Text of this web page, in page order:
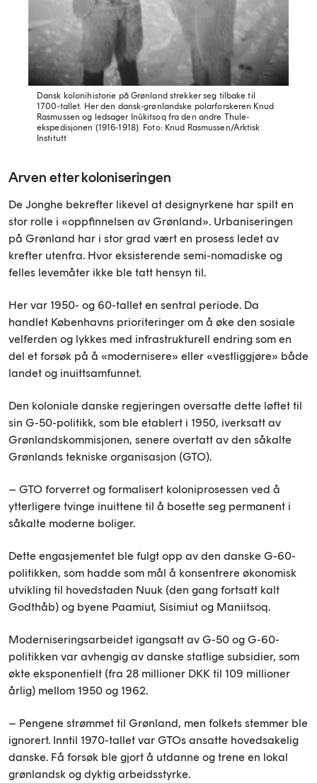
Dansk kolonihistorie på Grønland strekker seg tilbake til
1700-tallet. Her den dansk-grønlandske polarforskeren Knud
Rasmussen og ledsager Inûkitsoq fra den andre Thule-
ekspedisjonen (1916-1918). Foto: Knud Rasmussen/Arktisk
Institutt
Arven etter koloniseringen
De Jonghe bekrefter likevel at designyrkene har spilt en
stor rolle i «oppfinnelsen av Grønland». Urbaniseringen
på Grønland har i stor grad vært en prosess ledet av
krefter utenfra. Hvor eksisterende semi-nomadiske og
felles levemåter ikke ble tatt hensyn til.
Her var 1950- og 60-tallet en sentral periode. Da
handlet Københavns prioriteringer om å øke den sosiale
velferden og lykkes med infrastrukturell endring som en
del et forsøk på å «modernisere» eller «vestliggjøre» både
landet og inuittsamfunnet.
Den koloniale danske regjeringen oversatte dette løftet til
sin G-50-politikk, som ble etablert i 1950, iverksatt av
Grønlandskommisjonen, senere overtatt av den såkalte
Grønlands tekniske organisasjon (GTO).
– GTO forverret og formalisert koloniprosessen ved å
ytterligere tvinge inuittene til å bosette seg permanent i
såkalte moderne boliger.
Dette engasjementet ble fulgt opp av den danske G-60-
politikken, som hadde som mål å konsentrere økonomisk
utvikling til hovedstaden Nuuk (den gang fortsatt kalt
Godthåb) og byene Paamiut, Sisimiut og Maniitsoq.
Moderniseringsarbeidet igangsatt av G-50 og G-60-
politikken var avhengig av danske statlige subsidier, som
økte eksponentielt (fra 28 millioner DKK til 109 millioner
årlig) mellom 1950 og 1962.
– Pengene strømmet til Grønland, men folkets stemmer ble
ignorert. Inntil 1970-tallet var GTOs ansatte hovedsakelig
danske. Få forsøk ble gjort å utdanne og trene en lokal
grønlandsk og dyktig arbeidsstyrke.